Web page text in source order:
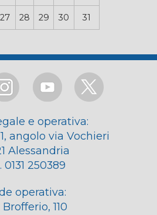
27 28 29 30 31
e operativa:
angolo via Vochieri
Alessandria
0131 250389
operativa:
110